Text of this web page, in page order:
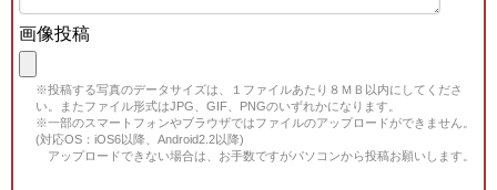
画像投稿
※投稿する写真のデータサイズは、１ファイルあたり８ＭＢ以内にしてくださ
い。またファイル形式はJPG、GIF、PNGのいずれかになります。
※一部のスマートフォンやブラウザではファイルのアップロードができません。
(対応OS：iOS6以降、Android2.2以降)
アップロードできない場合は、お手数ですがパソコンから投稿お願いします。